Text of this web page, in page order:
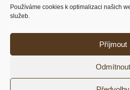
Používáme cookies k optimalizaci našich
služeb.
Příjmout
Odmítnout
KOMODA
© 2018 Antik nábytek |